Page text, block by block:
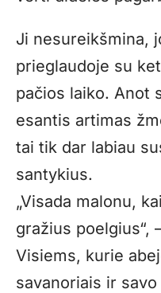
Ji nesureikšmina,
prieglaudoje su
pačios laiko. Anot
esantis artimas
tai tik dar labiau
santykius.
„Visada malonu,
gražius poelgius“,
Visiems, kurie
savanoriais ir